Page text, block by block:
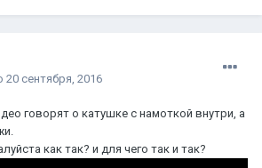
20 сентября, 2016
говорят о катушке с намоткой внутри, а
как так? и для чего так и так?